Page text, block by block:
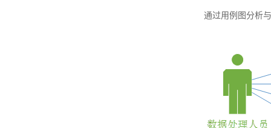
通过用例图分析